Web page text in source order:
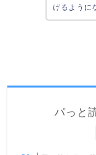
げるように
パっと